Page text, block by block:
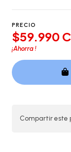
PRECIO
$59.990
¡Ahorra!
Compartir este